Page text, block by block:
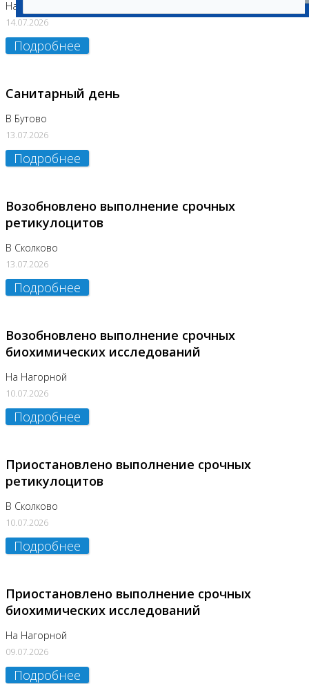
На Нагорной (Код 157)
14.07.2026
Подробнее
Санитарный день
В Бутово
13.07.2026
Подробнее
Возобновлено выполнение срочных
ретикулоцитов
В Сколково
13.07.2026
Подробнее
Возобновлено выполнение срочных
биохимических исследований
На Нагорной
10.07.2026
Подробнее
Приостановлено выполнение срочных
ретикулоцитов
В Сколково
10.07.2026
Подробнее
Приостановлено выполнение срочных
биохимических исследований
На Нагорной
09.07.2026
Подробнее